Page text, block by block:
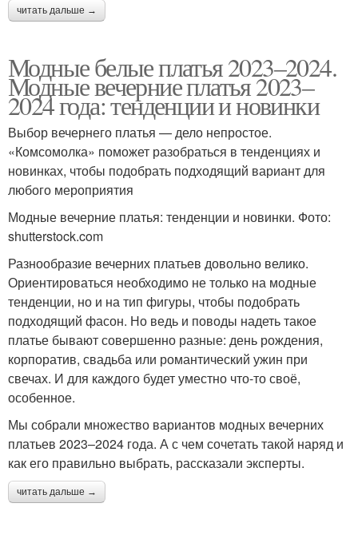
читать дальше →
Модные белые платья 2023–2024.
Модные вечерние платья 2023–
2024 года: тенденции и новинки
Выбор вечернего платья — дело непростое.
«Комсомолка» поможет разобраться в тенденциях и
новинках, чтобы подобрать подходящий вариант для
любого мероприятия
Модные вечерние платья: тенденции и новинки. Фото:
shutterstock.com
Разнообразие вечерних платьев довольно велико.
Ориентироваться необходимо не только на модные
тенденции, но и на тип фигуры, чтобы подобрать
подходящий фасон. Но ведь и поводы надеть такое
платье бывают совершенно разные: день рождения,
корпоратив, свадьба или романтический ужин при
свечах. И для каждого будет уместно что-то своё,
особенное.
Мы собрали множество вариантов модных вечерних
платьев 2023–2024 года. А с чем сочетать такой наряд и
как его правильно выбрать, рассказали эксперты.
читать дальше →